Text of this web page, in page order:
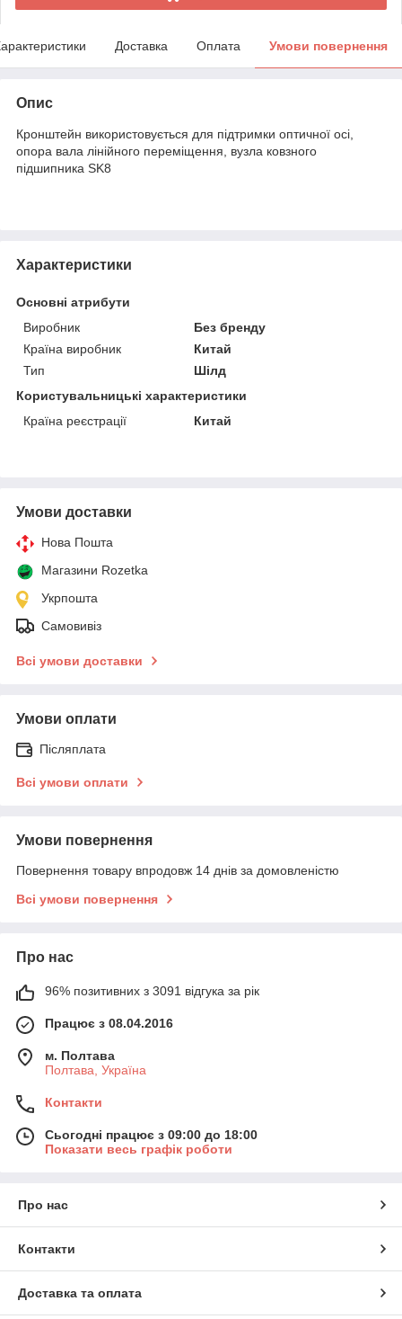
Доставка Оплата Умови повернення
Опис
Кронштейн використовується для підтримки оптичної осі,
опора вала лінійного переміщення, вузла ковзного
підшипника SK8
Характеристики
Основні атрибути
Виробник
Без бренду
Країна виробник
Китай
Тип
Шілд
Користувальницькі характеристики
Країна реєстрації
Китай
Умови доставки
Нова Пошта
Магазини Rozetka
Укрпошта
Самовивіз
Всі умови доставки
Умови оплати
Післяплата
Всі умови оплати
Умови повернення
Повернення товару впродовж 14 днів за домовленістю
Всі умови повернення
Про нас
96% позитивних з 3091 відгука за рік
Працює з 08.04.2016
м. Полтава
Полтава, Україна
Контакти
Сьогодні працює з 09:00 до 18:00
Показати весь графік роботи
Про нас
Контакти
Доставка та оплата